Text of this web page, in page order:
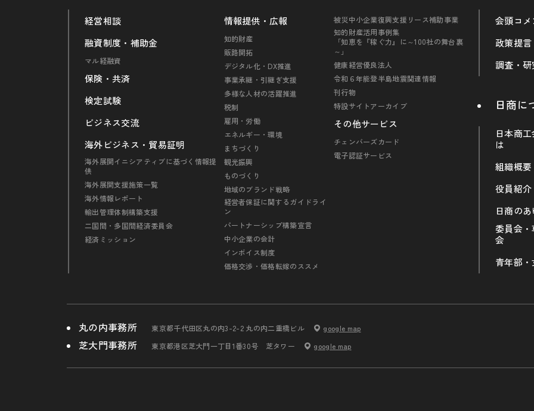
経営相談
融資制度・補助金
マル経融資
保険・共済
検定試験
ビジネス交流
海外ビジネス・貿易証明
海外展開イニシアティブに基づく情報提
供
海外展開支援施策一覧
海外情報レポート
輸出管理体制構築支援
二国間・多国間経済委員会
経済ミッション
情報提供・広報
知的財産
販路開拓
デジタル化・DX推進
事業承継・引継ぎ支援
多様な人材の活躍推進
税制
雇用・労働
エネルギー・環境
まちづくり
観光振興
ものづくり
地域のブランド戦略
経営者保証に関するガイドライ
ン
パートナーシップ構築宣言
中小企業の会計
インボイス制度
価格交渉・価格転嫁のススメ
被災中小企業復興支援リース補助事業
知的財産活用事例集
「知恵を『稼ぐ力』に～100社の舞台裏
～」
健康経営優良法人
令和６年能登半島地震関連情報
刊行物
特設サイトアーカイブ
その他サービス
チェンバーズカード
電子認証サービス
会頭コメ
政策提言
調査・研
日商に
日本商
は
組織概要
役員紹介
日商の
委員会・
会
青年部
丸の内事務所 東京都千代田区丸の内3-2-2 丸の内二重橋ビル google map
芝大門事務所 東京都港区芝大門一丁目1番30号 芝タワー google map